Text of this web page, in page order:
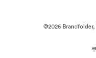
©2026